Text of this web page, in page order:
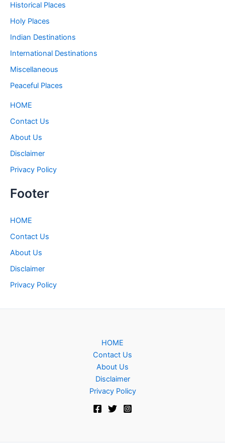
Historical Places
Holy Places
Indian Destinations
International Destinations
Miscellaneous
Peaceful Places
HOME
Contact Us
About Us
Disclaimer
Privacy Policy
Footer
HOME
Contact Us
About Us
Disclaimer
Privacy Policy
HOME
Contact Us
About Us
Disclaimer
Privacy Policy